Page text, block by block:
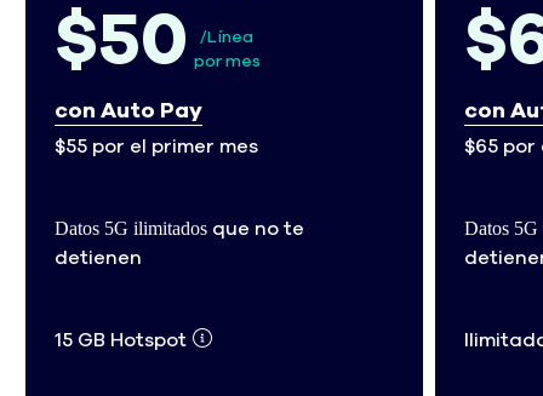
50 dólares y 00 centavos Precio al por menor por
$50
/Línea
por mes
con Auto Pay
$55 por el primer mes
Datos 5G ilimitados que no te
detienen
15 GB Hotspot
60
con
$65 por
Datos